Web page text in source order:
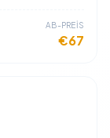
​AB-PREİS
€67